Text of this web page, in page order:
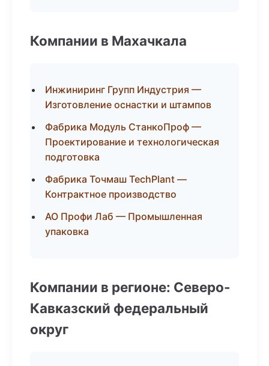
Компании в Махачкала
Инжиниринг Групп Индустрия —
Изготовление оснастки и штампов
Фабрика Модуль СтанкоПроф —
Проектирование и технологическая
подготовка
Фабрика Точмаш TechPlant —
Контрактное производство
АО Профи Лаб — Промышленная
упаковка
Компании в регионе: Северо-
Кавказский федеральный
округ